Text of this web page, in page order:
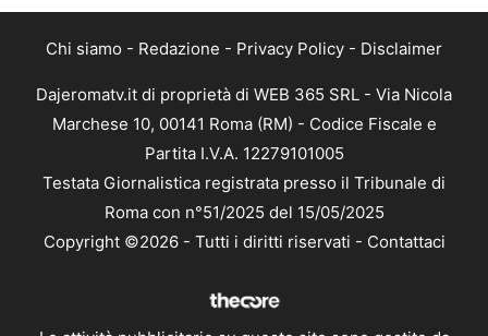
Chi siamo - Redazione - Privacy Policy - Disclaimer
Dajeromatv.it di proprietà di WEB 365 SRL - Via Nicola
Marchese 10, 00141 Roma (RM) - Codice Fiscale e
Partita I.V.A. 12279101005
Testata Giornalistica registrata presso il Tribunale di
Roma con n°51/2025 del 15/05/2025
Copyright ©2026 - Tutti i diritti riservati - Contattaci